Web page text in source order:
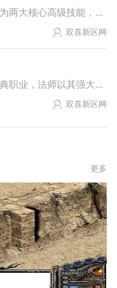
流星火雨与灭天火作为两大核心高级技能，其定位与作用机制存在本质差异。技能的选择需基于战斗环境、资源投入与个人游戏风格等多个维度进行权衡，不存在绝对的优劣之分。玩家
双喜新区网
作为原始传奇中的经典职业，法师以其强大的远程魔法输出和卓越的群体伤害能力，在众多勇士心中占据着独特地位。你若是选择成为一名法师，便意味着掌握了火、水、电、风等自然
双喜新区网
更多